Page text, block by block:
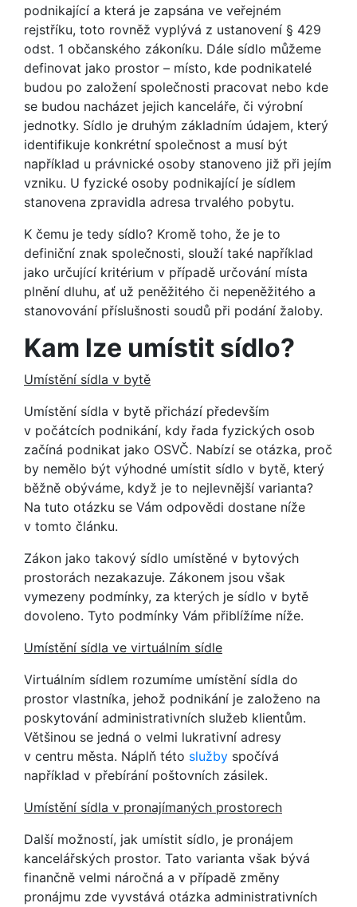
podnikající a která je zapsána ve veřejném
rejstříku, toto rovněž vyplývá z ustanovení § 429
odst. 1 občanského zákoníku. Dále sídlo můžeme
definovat jako prostor – místo, kde podnikatelé
budou po založení společnosti pracovat nebo kde
se budou nacházet jejich kanceláře, či výrobní
jednotky. Sídlo je druhým základním údajem, který
identifikuje konkrétní společnost a musí být
například u právnické osoby stanoveno již při jejím
vzniku. U fyzické osoby podnikající je sídlem
stanovena zpravidla adresa trvalého pobytu.
K čemu je tedy sídlo? Kromě toho, že je to
definiční znak společnosti, slouží také například
jako určující kritérium v případě určování místa
plnění dluhu, ať už peněžitého či nepeněžitého a
stanovování příslušnosti soudů při podání žaloby.
Kam lze umístit sídlo?
Umístění sídla v bytě
Umístění sídla v bytě přichází především
v počátcích podnikání, kdy řada fyzických osob
začíná podnikat jako OSVČ. Nabízí se otázka, proč
by nemělo být výhodné umístit sídlo v bytě, který
běžně obýváme, když je to nejlevnější varianta?
Na tuto otázku se Vám odpovědi dostane níže
v tomto článku.
Zákon jako takový sídlo umístěné v bytových
prostorách nezakazuje. Zákonem jsou však
vymezeny podmínky, za kterých je sídlo v bytě
dovoleno. Tyto podmínky Vám přiblížíme níže.
Umístění sídla ve virtuálním sídle
Virtuálním sídlem rozumíme umístění sídla do
prostor vlastníka, jehož podnikání je založeno na
poskytování administrativních služeb klientům.
Většinou se jedná o velmi lukrativní adresy
v centru města. Náplň této služby spočívá
například v přebírání poštovních zásilek.
Umístění sídla v pronajímaných prostorech
Další možností, jak umístit sídlo, je pronájem
kancelářských prostor. Tato varianta však bývá
finančně velmi náročná a v případě změny
pronájmu zde vyvstává otázka administrativních